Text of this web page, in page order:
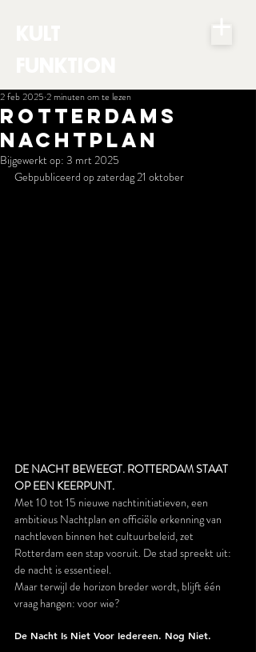
ROTTERDAMS
NACHTPLAN
2 feb 2025 2 minuten om te lezen
Bijgewerkt op: 3 mrt 2025
Gebpubliceerd op zaterdag 21 oktober
DE NACHT BEWEEGT. ROTTERDAM STAAT
OP EEN KEERPUNT.
Met 10 tot 15 nieuwe nachtinitiatieven, een
ambitieus Nachtplan en officiële erkenning van
nachtleven binnen het cultuurbeleid, zet
Rotterdam een stap vooruit. De stad spreekt uit:
de nacht is essentieel.
Maar terwijl de horizon breder wordt, blijft één
vraag hangen: voor wie?
De Nacht Is Niet Voor Iedereen. Nog Niet.